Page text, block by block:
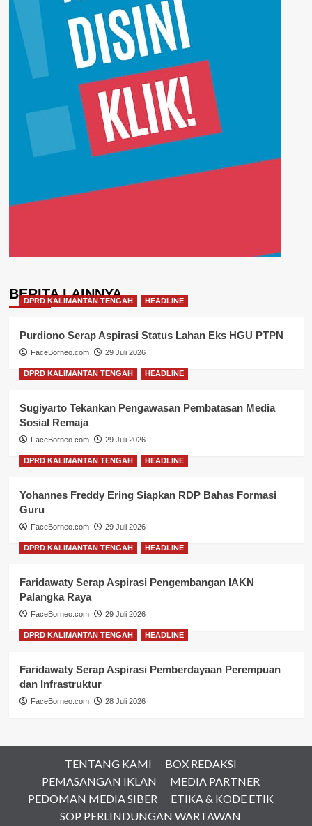
BERITA LAINNYA
DPRD KALIMANTAN TENGAH HEADLINE
Purdiono Serap Aspirasi Status Lahan Eks HGU PTPN
FaceBorneo.com 29 Juli 2026
DPRD KALIMANTAN TENGAH HEADLINE
Sugiyarto Tekankan Pengawasan Pembatasan Media
Sosial Remaja
FaceBorneo.com 29 Juli 2026
DPRD KALIMANTAN TENGAH HEADLINE
Yohannes Freddy Ering Siapkan RDP Bahas Formasi
Guru
FaceBorneo.com 29 Juli 2026
DPRD KALIMANTAN TENGAH HEADLINE
Faridawaty Serap Aspirasi Pengembangan IAKN
Palangka Raya
FaceBorneo.com 29 Juli 2026
DPRD KALIMANTAN TENGAH HEADLINE
Faridawaty Serap Aspirasi Pemberdayaan Perempuan
dan Infrastruktur
FaceBorneo.com 28 Juli 2026
TENTANG KAMI
BOX REDAKSI
PEMASANGAN IKLAN
MEDIA PARTNER
PEDOMAN MEDIA SIBER
ETIKA & KODE ETIK
SOP PERLINDUNGAN WARTAWAN